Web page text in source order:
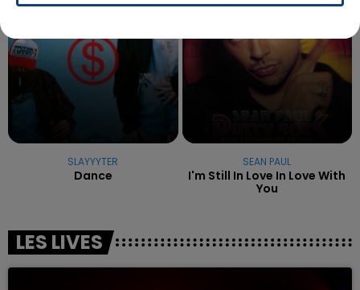
SLAYYYTER
Dance
SEAN PAUL
I'm Still In Love In Love With
You
LES LIVES